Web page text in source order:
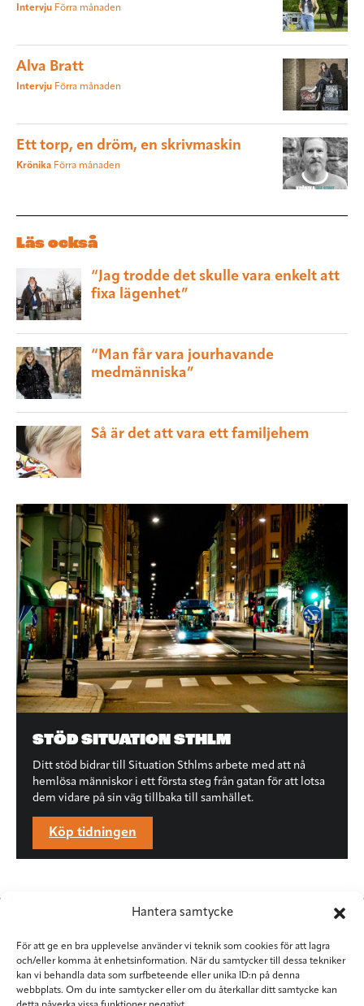
Hantera samtycke
För att ge en bra upplevelse använder vi teknik som cookies för att lagra
och/eller komma åt enhetsinformation. När du samtycker till dessa tekniker
kan vi behandla data som surfbeteende eller unika ID:n på denna
webbplats. Om du inte samtycker eller om du återkallar ditt samtycke kan
Intervju Förra månaden
Alva Bratt
Intervju Förra månaden
Ett torp, en dröm, en skrivmaskin
Krönika Förra månaden
Läs också
“Jag trodde det skulle vara enkelt att
fixa lägenhet”
“Man får vara jourhavande
medmänniska”
Så är det att vara ett familjehem
STÖD SITUATION STHLM
Ditt stöd bidrar till Situation Sthlms arbete med att nå
hemlösa människor i ett första steg från gatan för att lotsa
dem vidare på sin väg tillbaka till samhället.
Köp tidningen